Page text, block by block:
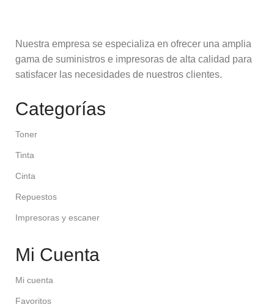
Nuestra empresa se especializa en ofrecer una amplia
gama de suministros e impresoras de alta calidad para
satisfacer las necesidades de nuestros clientes.
Categorías
Toner
Tinta
Cinta
Repuestos
Impresoras y escaner
Mi Cuenta
Mi cuenta
Favoritos